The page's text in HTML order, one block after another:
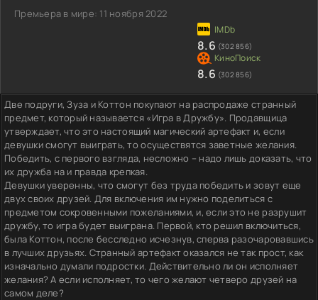
Премьера в мире: 11 ноября 2022
8.6 (302 856)
8.6 (302 856)
Две подруги, Зуза и Коттон покупают на распродаже странный
предмет, который называется «Игра в Дружбу». Продавщица
утверждает, что это настоящий магический артефакт и, если
девушки смогут выиграть, то осуществятся заветные желания.
Победить, с первого взгляда, несложно – надо лишь доказать, что
их дружба на и правда крепкая.
Девушки уверенны, что смогут без труда победить и зовут еще
двух своих друзей. Для включения им нужно поделиться с
предметом сокровенными пожеланиями, и, если это не разрушит
дружбу, то игра будет выиграна. Первой, кто решил включиться,
была Коттон, после бесследно исчезнув, сперва разочаровавшись
в лучших друзьях. Странный артефакт оказался не так прост, как
изначально думали подростки. Действительно ли он исполняет
желания? А если исполняет, то чего желают четверо друзей на
самом деле?